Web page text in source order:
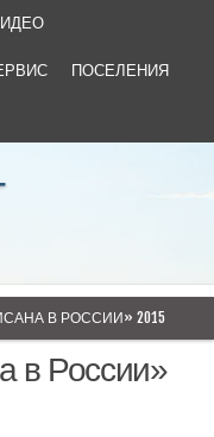
ПОСЕЛЕНИЯ
В РОССИИ» 2015
в России»